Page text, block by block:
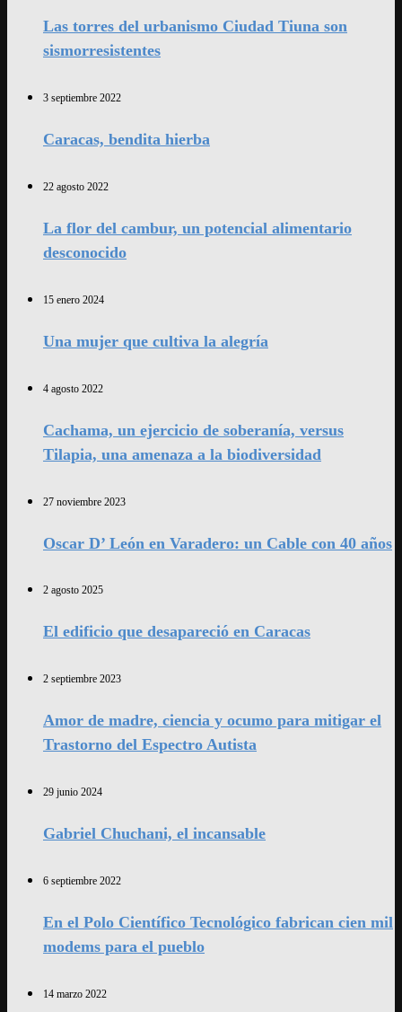
Las torres del urbanismo Ciudad Tiuna son
sismorresistentes
3 septiembre 2022
Caracas, bendita hierba
22 agosto 2022
La flor del cambur, un potencial alimentario
desconocido
15 enero 2024
Una mujer que cultiva la alegría
4 agosto 2022
Cachama, un ejercicio de soberanía, versus
Tilapia, una amenaza a la biodiversidad
27 noviembre 2023
Oscar D’ León en Varadero: un Cable con 40 años
2 agosto 2025
El edificio que desapareció en Caracas
2 septiembre 2023
Amor de madre, ciencia y ocumo para mitigar el
Trastorno del Espectro Autista
29 junio 2024
Gabriel Chuchani, el incansable
6 septiembre 2022
En el Polo Científico Tecnológico fabrican cien mil
modems para el pueblo
14 marzo 2022